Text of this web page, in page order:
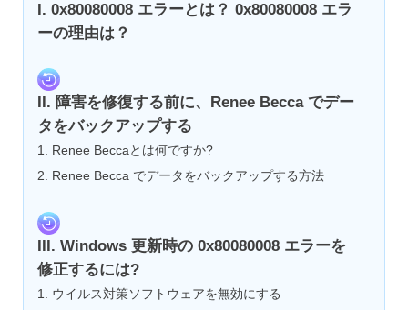
I. 0x80080008 エラーとは？ 0x80080008 エラ
ーの理由は？
II. 障害を修復する前に、Renee Becca でデー
タをバックアップする
1. Renee Beccaとは何ですか?
2. Renee Becca でデータをバックアップする方法
III. Windows 更新時の 0x80080008 エラーを
修正するには?
1. ウイルス対策ソフトウェアを無効にする